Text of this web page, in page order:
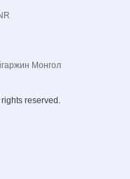
Монгол
reserved.